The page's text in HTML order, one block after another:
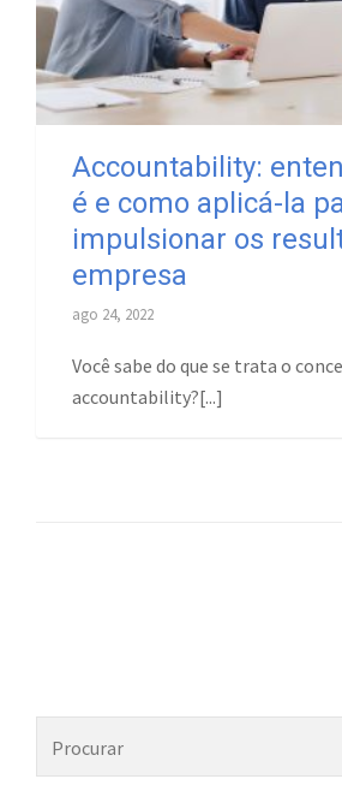
Accountability:
é e como aplicá-la
impulsionar os
empresa
ago 24, 2022
Você sabe do que se trata o
accountability?[...]